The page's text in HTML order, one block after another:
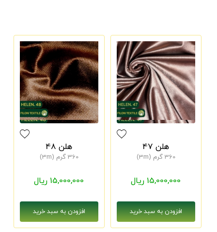
هلن 47
360 گرم (3m)
15,000,000 ریال
هلن 48
360 گرم (3m)
15,000,000 ریال